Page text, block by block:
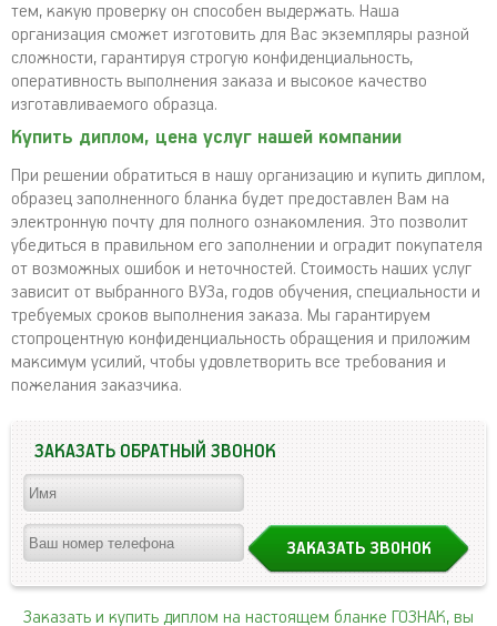
тем, какую проверку он способен выдержать. Наша
организация сможет изготовить для Вас экземпляры разной
сложности, гарантируя строгую конфиденциальность,
оперативность выполнения заказа и высокое качество
изготавливаемого образца.
Купить диплом, цена услуг нашей компании
При решении обратиться в нашу организацию и купить диплом,
образец заполненного бланка будет предоставлен Вам на
электронную почту для полного ознакомления. Это позволит
убедиться в правильном его заполнении и оградит покупателя
от возможных ошибок и неточностей. Стоимость наших услуг
зависит от выбранного ВУЗа, годов обучения, специальности и
требуемых сроков выполнения заказа. Мы гарантируем
стопроцентную конфиденциальность обращения и приложим
максимум усилий, чтобы удовлетворить все требования и
пожелания заказчика.
ЗАКАЗАТЬ ОБРАТНЫЙ ЗВОНОК
Заказать и купить диплом на настоящем бланке ГОЗНАК, вы